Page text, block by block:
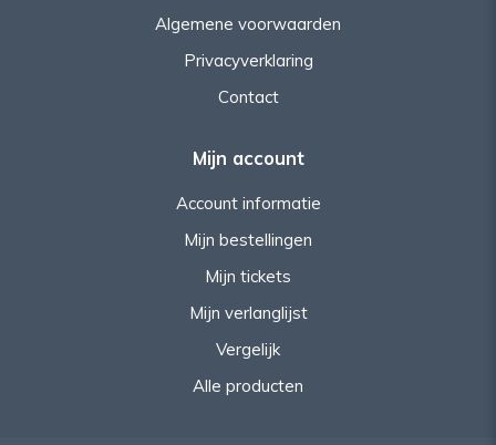
Algemene voorwaarden
Privacyverklaring
Contact
Mijn account
Account informatie
Mijn bestellingen
Mijn tickets
Mijn verlanglijst
Vergelijk
Alle producten